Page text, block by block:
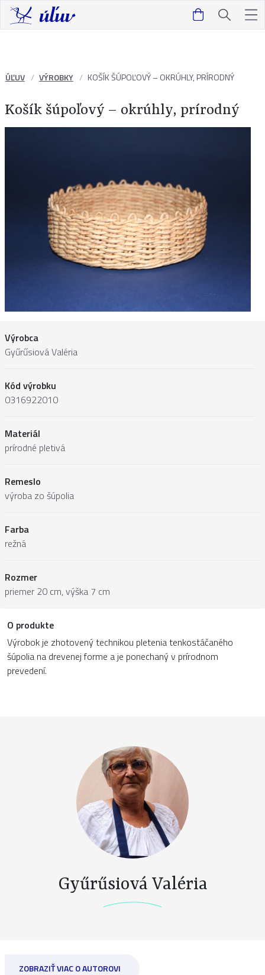
ÚĽUV VÝROBKY KOŠÍK ŠÚPOĽOVÝ – OKRÚHLY, PRÍRODNÝ
Košík šúpoľový – okrúhly, prírodný
Výrobca
Gyűrűsiová Valéria
Kód výrobku
0316922010
Materiál
prírodné pletivá
Remeslo
výroba zo šúpolia
Farba
režná
Rozmer
priemer 20 cm, výška 7 cm
O produkte
Výrobok je zhotovený technikou pletenia tenkostáčaného
šúpolia na drevenej forme a je ponechaný v prírodnom
prevedení.
Gyűrűsiová Valéria
ZOBRAZIŤ VIAC O AUTOROVI